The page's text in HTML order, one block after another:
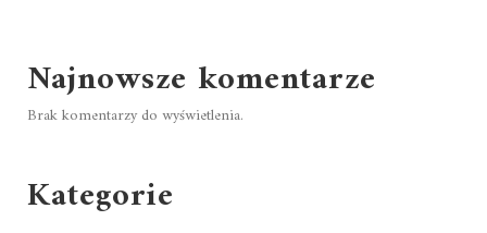
Najnowsze komentarze
Brak komentarzy do wyświetlenia.
Kategorie